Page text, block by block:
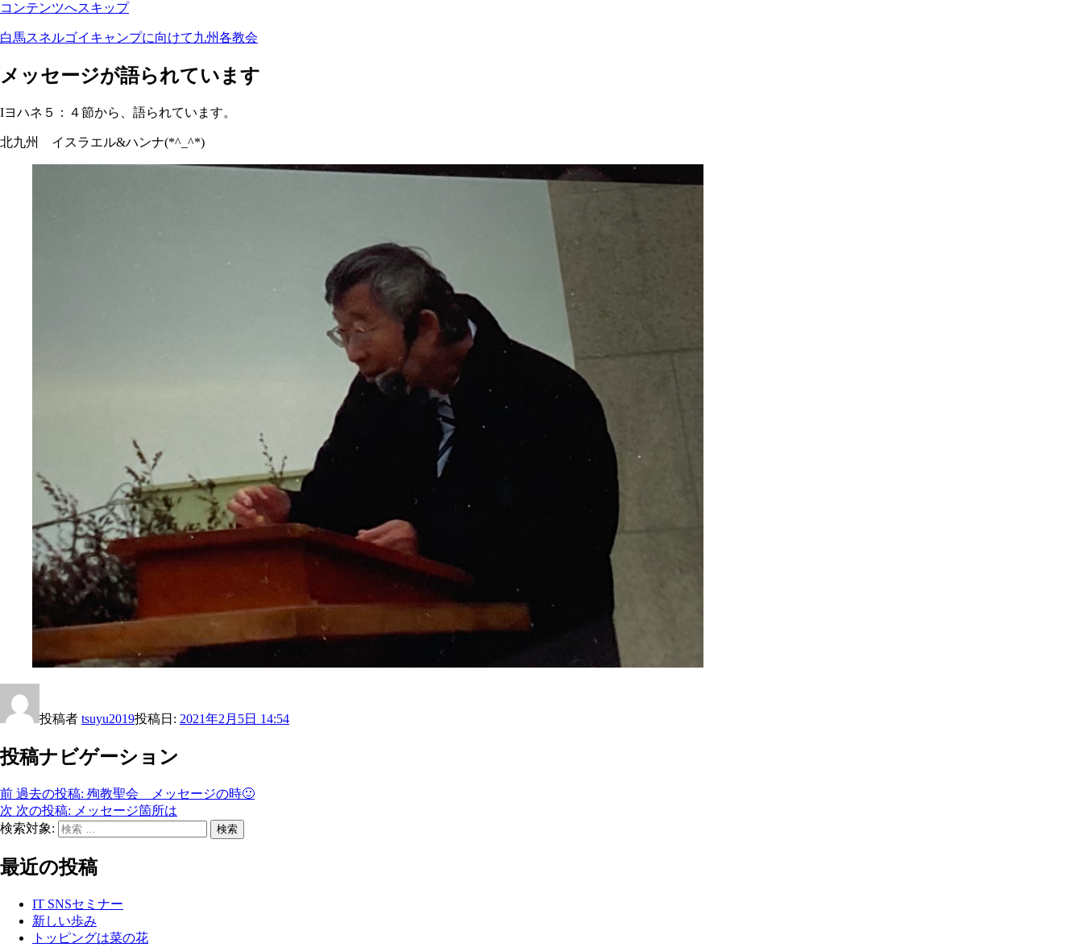
コンテンツへスキップ
白馬スネルゴイキャンプに向けて九州各教会
メッセージが語られています
Iヨハネ５：４節から、語られています。
北九州 イスラエル&ハンナ(*^_^*)
投稿者 tsuyu2019投稿日: 2021年2月5日 14:54
投稿ナビゲーション
前 過去の投稿: 殉教聖会 メッセージの時🙂
次 次の投稿: メッセージ箇所は
検索対象:
検索
最近の投稿
IT SNSセミナー
新しい歩み
トッピングは菜の花